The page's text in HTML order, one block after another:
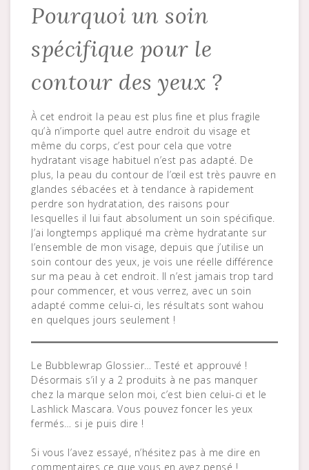
Pourquoi un soin
spécifique pour le
contour des yeux ?
À cet endroit la peau est plus fine et plus fragile
qu’à n’importe quel autre endroit du visage et
même du corps, c’est pour cela que votre
hydratant visage habituel n’est pas adapté. De
plus, la peau du contour de l’œil est très pauvre en
glandes sébacées et à tendance à rapidement
perdre son hydratation, des raisons pour
lesquelles il lui faut absolument un soin spécifique.
J’ai longtemps appliqué ma crème hydratante sur
l’ensemble de mon visage, depuis que j’utilise un
soin contour des yeux, je vois une réelle différence
sur ma peau à cet endroit. Il n’est jamais trop tard
pour commencer, et vous verrez, avec un soin
adapté comme celui-ci, les résultats sont wahou
en quelques jours seulement !
Le Bubblewrap Glossier… Testé et approuvé !
Désormais s’il y a 2 produits à ne pas manquer
chez la marque selon moi, c’est bien celui-ci et le
Lashlick Mascara. Vous pouvez foncer les yeux
fermés… si je puis dire !
Si vous l’avez essayé, n’hésitez pas à me dire en
commentaires ce que vous en avez pensé !